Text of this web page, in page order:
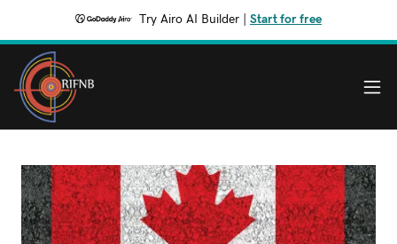
Try Airo AI Builder Start for free